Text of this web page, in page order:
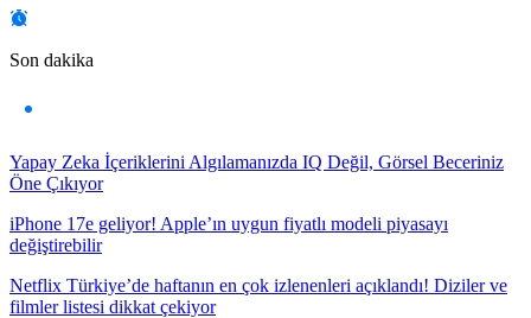
Son dakika
Yapay Zeka İçeriklerini Algılamanızda IQ Değil, Görsel Beceriniz
Öne Çıkıyor
iPhone 17e geliyor! Apple’ın uygun fiyatlı modeli piyasayı
değiştirebilir
Netflix Türkiye’de haftanın en çok izlenenleri açıklandı! Diziler ve
filmler listesi dikkat çekiyor